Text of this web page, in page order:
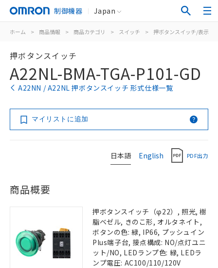
制御機器 Japan
ホーム > 商品情報 > 商品カテゴリ > スイッチ > 押ボタンスイッチ/表示灯
押ボタンスイッチ
A22NL-BMA-TGA-P101-GD
A22NN / A22NL 押ボタンスイッチ 形式仕様一覧
マイリストに追加
日本語 English PDF出力
商品概要
押ボタンスイッチ（φ22）, 照光, 樹
脂ベゼル, きのこ形, オルタネイト,
ボタンの色: 緑, IP66, プッシュイン
Plus端子台, 接点構成: NO/点灯ユニ
ット/NO, LEDランプ色: 緑, LEDラ
ンプ電圧: AC100/110/120V